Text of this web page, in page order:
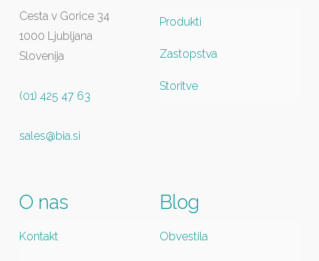
Cesta v Gorice 34
1000 Ljubljana
Slovenija
(01) 425 47 63
sales@bia.si
Produkti
Zastopstva
Storitve
O nas
Kontakt
Blog
Obvestila